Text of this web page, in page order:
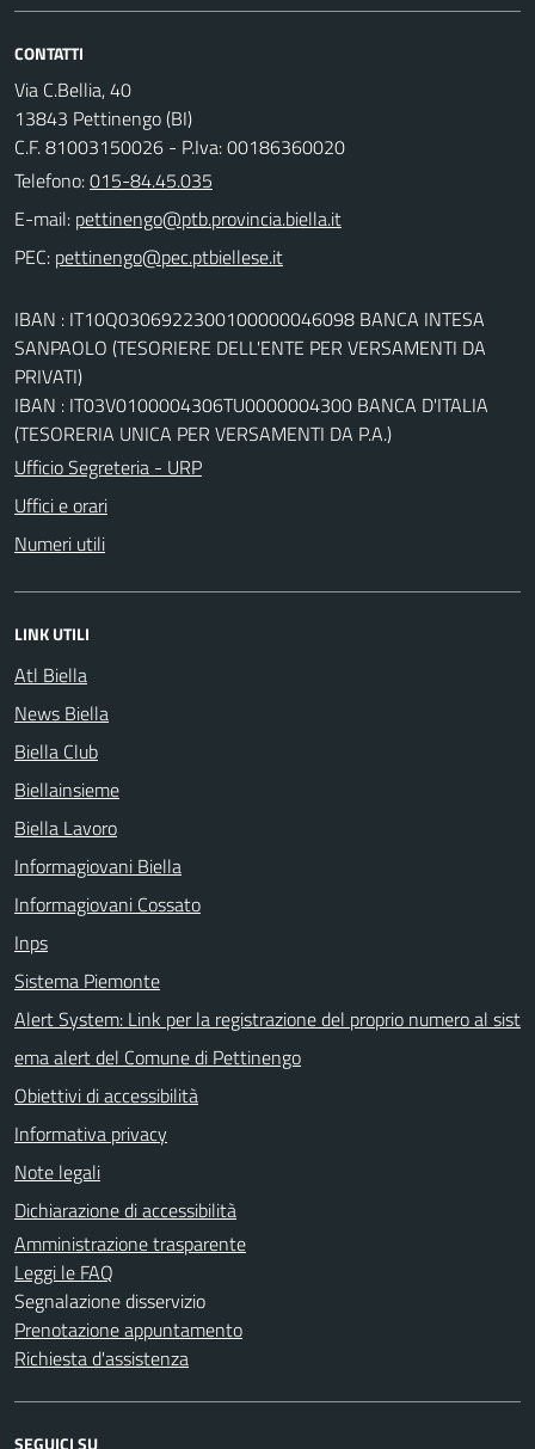
CONTATTI
Via C.Bellia, 40
13843 Pettinengo (BI)
C.F. 81003150026 - P.Iva: 00186360020
Telefono:015-84.45.035
E-mail:
PEC:
IBAN : IT10Q0306922300100000046098 BANCA INTESA
SANPAOLO (TESORIERE DELL'ENTE PER VERSAMENTI DA
PRIVATI)
IBAN : IT03V0100004306TU0000004300 BANCA D'ITALIA
(TESORERIA UNICA PER VERSAMENTI DA P.A.)
Ufficio Segreteria - URP
Uffici e orari
Numeri utili
LINK UTILI
Atl Biella
News Biella
Biella Club
Biellainsieme
Biella Lavoro
Informagiovani Biella
Informagiovani Cossato
Inps
Sistema Piemonte
Alert System: Link per la registrazione del proprio numero al sist
ema alert del Comune di Pettinengo
Obiettivi di accessibilità
Informativa privacy
Note legali
Dichiarazione di accessibilità
Amministrazione trasparente
Leggi le FAQ
Segnalazione disservizio
Prenotazione appuntamento
Richiesta d'assistenza
SEGUICI SU